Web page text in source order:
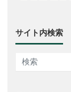
サイト内検索